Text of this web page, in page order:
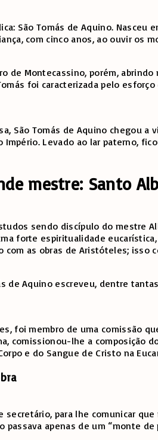
São Tomás de Aquino. Nasceu
com cinco anos, ao ouvir os
de Montecassino, porém,
foi caracterizada pelo
São Tomás de Aquino chegou
Levado ao lar paterno,
mestre: Santo
sendo discípulo do mestre
forte espiritualidade
com as obras de Aristóteles;
de Aquino escreveu, dentre
foi membro de uma comissão
comissionou-lhe a
e do Sangue de Cristo na
secretário, para lhe comunicar
apenas de um “monte de